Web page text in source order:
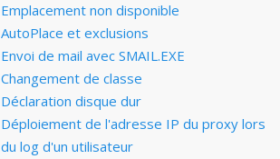
Emplacement non disponible
AutoPlace et exclusions
Envoi de mail avec SMAIL.EXE
Changement de classe
Déclaration disque dur
Déploiement de l'adresse IP du proxy lors
du log d'un utilisateur